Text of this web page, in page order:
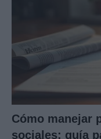
Cómo manejar
sociales: guía